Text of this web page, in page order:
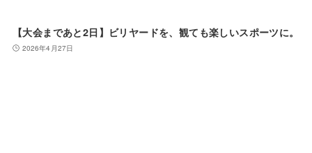
【大会まであと2日】ビリヤードを、観ても楽しいスポーツに。
2026年4月27日